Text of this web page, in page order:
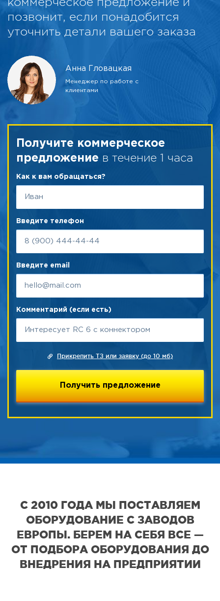
позвонит, если понадобится
уточнить детали вашего заказа
Анна Гловацкая
Менеджер по работе с
клиентами
Получите коммерческое
предложение в течение 1 часа
Как к вам обращаться?
Введите телефон
Введите email
Комментарий (если есть)
Прикрепить ТЗ или заявку (до 10 мб)
С 2010 ГОДА МЫ ПОСТАВЛЯЕМ
ОБОРУДОВАНИЕ С ЗАВОДОВ
ЕВРОПЫ. БЕРЕМ НА СЕБЯ ВСЕ —
ОТ ПОДБОРА ОБОРУДОВАНИЯ ДО
ВНЕДРЕНИЯ НА ПРЕДПРИЯТИИ